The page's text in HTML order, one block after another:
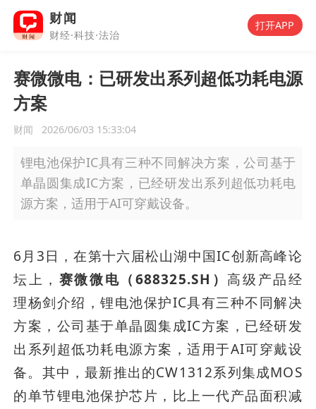
财闻
财经·科技·法治
打开APP
赛微微电：已研发出系列超低功耗电源
方案
财闻 2026/06/03 15:33:04
锂电池保护IC具有三种不同解决方案，公司基于
单晶圆集成IC方案，已经研发出系列超低功耗电
源方案，适用于AI可穿戴设备。
6月3日，在第十六届松山湖中国IC创新高峰论
坛上， 赛微微电（688325.SH）高级产品经
理杨剑介绍，锂电池保护IC具有三种不同解决
方案，公司基于单晶圆集成IC方案，已经研发
出系列超低功耗电源方案，适用于AI可穿戴设
备。其中，最新推出的CW1312系列集成MOS
的单节锂电池保护芯片，比上一代产品面积减